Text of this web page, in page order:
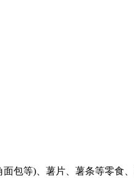
包等)、薯片、薯条等零食